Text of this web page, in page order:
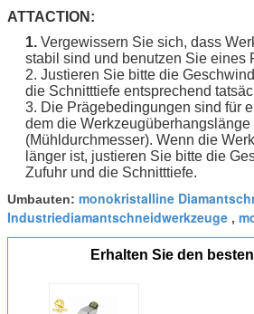
ATTACTION:
1. Vergewissern Sie sich, dass
stabil sind und benutzen Sie eines
2. Justieren Sie bitte die
die Schnitttiefe entsprechend
3. Die Prägebedingungen sind für
dem die
(Mühldurchmesser). Wenn die
länger ist, justieren Sie bitte die
Zufuhr und die Schnitttiefe.
Umbauten: monokristalline
Industriediamantschneidwerkzeuge ,
Erhalten Sie den